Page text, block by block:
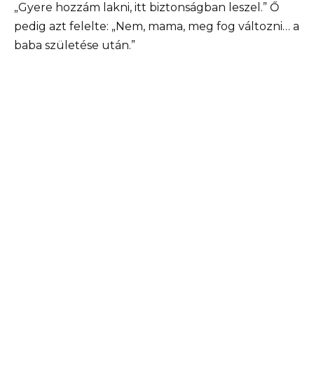
„Gyere hozzám lakni, itt biztonságban leszel.” Ő
pedig azt felelte: „Nem, mama, meg fog változni… a
baba születése után.”